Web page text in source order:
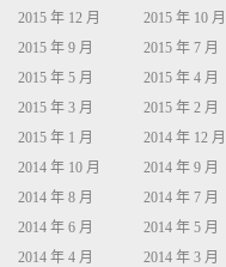
2015 年 12 月
2015 年 10 月
2015 年 9 月
2015 年 7 月
2015 年 5 月
2015 年 4 月
2015 年 3 月
2015 年 2 月
2015 年 1 月
2014 年 12 月
2014 年 10 月
2014 年 9 月
2014 年 8 月
2014 年 7 月
2014 年 6 月
2014 年 5 月
2014 年 4 月
2014 年 3 月